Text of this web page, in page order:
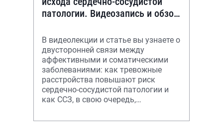
патологии. Видеозапись и обзор
В видеолекции и статье вы узнаете о
двусторонней связи между
аффективными и соматическими
заболеваниями: как тревожные
расстройства повышают риск
сердечно-сосудистой патологии и
как ССЗ, в свою очередь,
тревоги.